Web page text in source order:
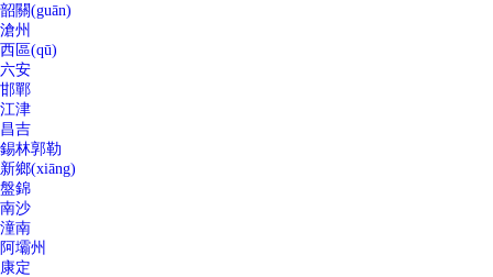
韶關(guān)
滄州
西區(qū)
六安
邯鄲
江津
昌吉
錫林郭勒
新鄉(xiāng)
盤錦
南沙
潼南
阿壩州
康定